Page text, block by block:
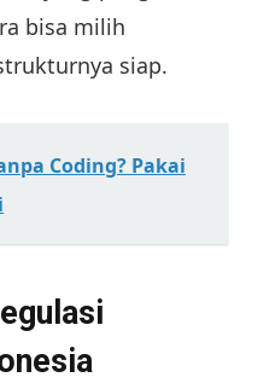
bisa milih
siap.
Coding? Pakai